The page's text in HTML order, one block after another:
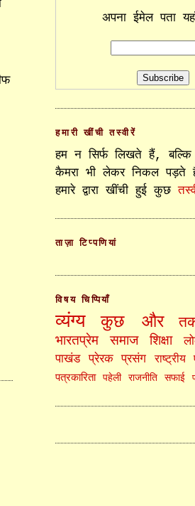
अपना ईमेल पता
हमारी खींची तस्वीरें
हम न सिर्फ लिखते हैं,
कैमरा भी लेकर निकल पड़ते
हमारे द्वारा खींची हुई कुछ
ताज़ा टिप्पणियां
विषय चिप्पियाँ
व्यंग्य कुछ और
भारतप्रेम समाज शिक्षा
पाखंड
प्रेरक प्रसंग राष्ट्रीय
पत्रकारिता
पहेली राजनीति सफाई